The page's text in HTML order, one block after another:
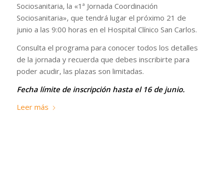
Sociosanitaria, la «1ª Jornada Coordinación
Sociosanitaria», que tendrá lugar el próximo 21 de
junio a las 9:00 horas en el Hospital Clínico San Carlos.
Consulta el programa para conocer todos los detalles
de la jornada y recuerda que debes inscribirte para
poder acudir, las plazas son limitadas.
Fecha límite de inscripción hasta el 16 de junio.
Leer más